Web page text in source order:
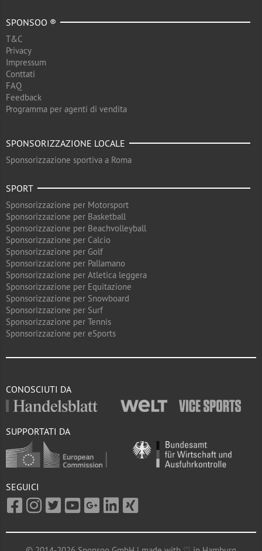
SPONSOO ®
T&C
Privacy
Impressum
Conttati
FAQ
Feedback
Programma per agenti di vendita
SPONSORIZZAZIONE LOCALE
Sponsorizzazione sportiva a Roma
SPORT
Sponsorizzazione per Motorsport
Sponsorizzazione per Basketball
Sponsorizzazione per Beachvolleyball
Sponsorizzazione per Calcio
Sponsorizzazione per Golf
Sponsorizzazione per Pallamano
Sponsorizzazione per Atletica leggera
Sponsorizzazione per Equitazione
Sponsorizzazione per Snowboard
Sponsorizzazione per Surf
Sponsorizzazione per Tennis
Sponsorizzazione per eSports
CONOSCIUTI DA
SUPPORTATI DA
SEGUICI